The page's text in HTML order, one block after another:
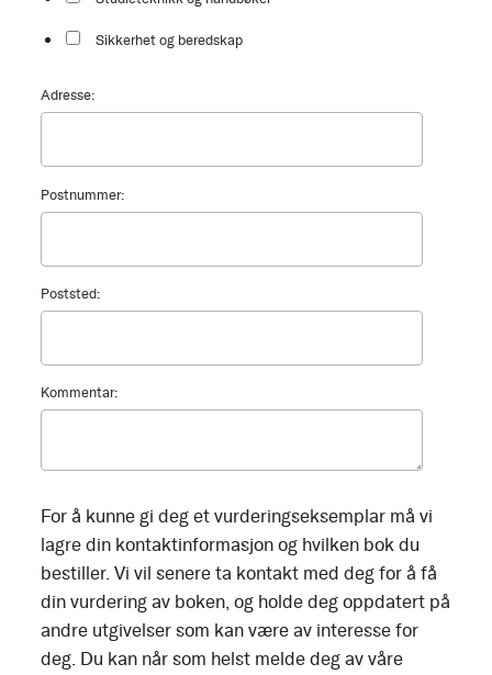
Sikkerhet og beredskap
Adresse:
Postnummer:
Poststed:
Kommentar:
For å kunne gi deg et vurderingseksemplar må vi
lagre din kontaktinformasjon og hvilken bok du
bestiller. Vi vil senere ta kontakt med deg for å få
din vurdering av boken, og holde deg oppdatert på
andre utgivelser som kan være av interesse for
deg. Du kan når som helst melde deg av våre